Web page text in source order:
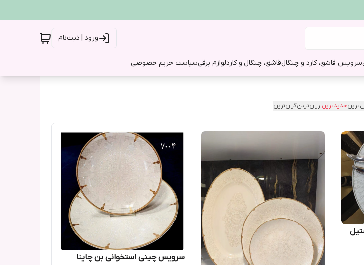
ورود | ثبت‌نام
سرویس قاشق، کارد و چنگالقاشق، چنگال و کاردلوازم برقیسیاست حریم خصوصی
جدیدترینارزان‌ترینگران‌ترین
سرویس چینی استخوانی بن چاینا